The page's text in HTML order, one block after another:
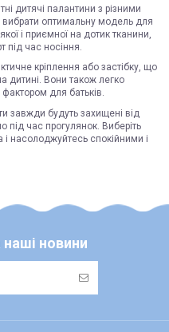
дитячі палантини з різними
оптимальну модель для
і приємної на дотик тканини,
час носіння.
кріплення або застібку, що
дитині. Вони також легко
для батьків.
завжди будуть захищені від
під час прогулянок. Виберіть
насолоджуйтесь спокійними і
новини